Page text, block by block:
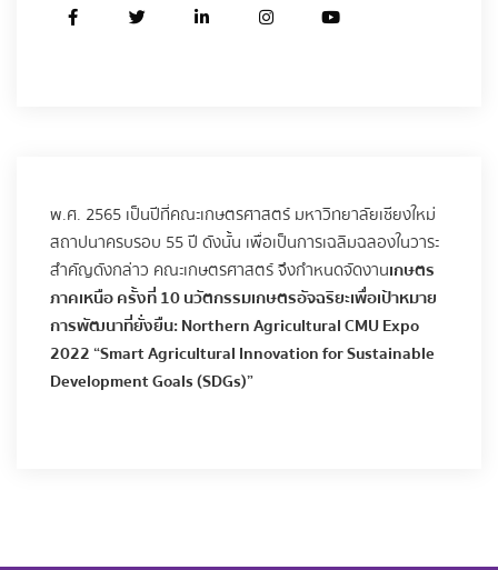
พ.ศ. 2565 เป็นปีที่คณะเกษตรศาสตร์ มหาวิทยาลัยเชียงใหม่
สถาปนาครบรอบ 55 ปี ดังนั้น เพื่อเป็นการเฉลิมฉลองในวาระ
สำคัญดังกล่าว คณะเกษตรศาสตร์ จึงกำหนดจัดงานเกษตร
ภาคเหนือ ครั้งที่ 10 นวัตกรรมเกษตรอัจฉริยะเพื่อเป้าหมาย
การพัฒนาที่ยั่งยืน: Northern Agricultural CMU Expo
2022 “Smart Agricultural Innovation for Sustainable
Development Goals (SDGs)”